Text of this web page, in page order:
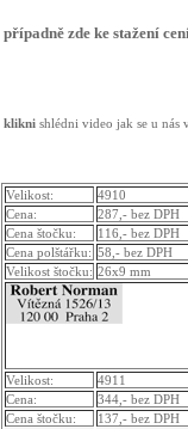
případně zde ke stažení
klikni shlédni video jak se u nás
Velikost:
4910
Cena:
287,- bez DPH
Cena štočku:
116,- bez DPH
Cena polštářku: 58,- bez DPH
Velikost štočku: 26x9 mm
Velikost:
4911
Cena:
344,- bez DPH
Cena štočku:
137,- bez DPH